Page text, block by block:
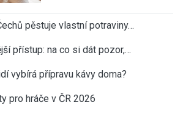
pěstuje vlastní potraviny…
přístup: na co si dát pozor,…
vybírá přípravu kávy doma?
pro hráče v ČR 2026